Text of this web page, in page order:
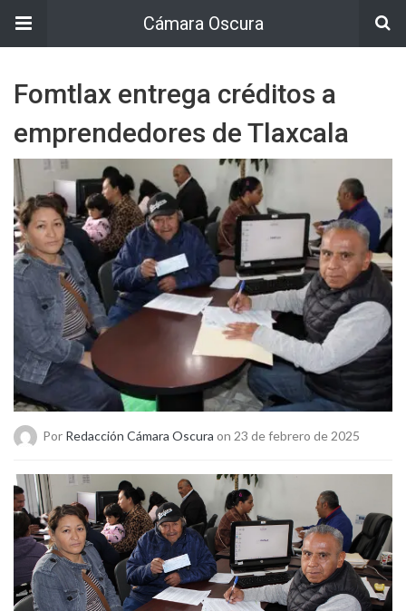
Cámara Oscura
Fomtlax entrega créditos a
emprendedores de Tlaxcala
Por Redacción Cámara Oscura on 23 de febrero de 2025